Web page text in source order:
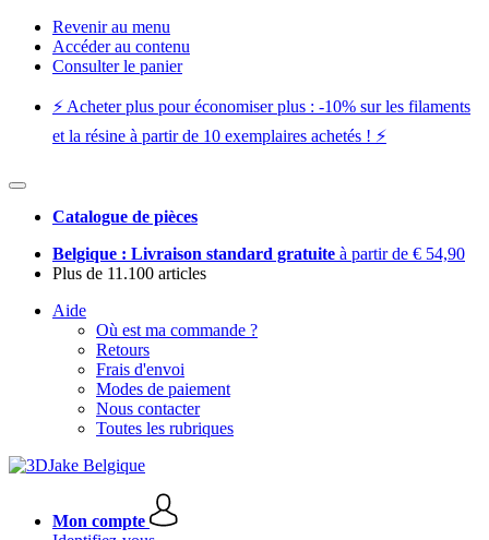
Revenir au menu
Accéder au contenu
Consulter le panier
⚡️ Acheter plus pour économiser plus : -10% sur les filaments
et la résine à partir de 10 exemplaires achetés ! ⚡️
Catalogue de pièces
Belgique : Livraison standard gratuite à partir de € 54,90
Plus de 11.100 articles
Aide
Où est ma commande ?
Retours
Frais d'envoi
Modes de paiement
Nous contacter
Toutes les rubriques
Mon compte